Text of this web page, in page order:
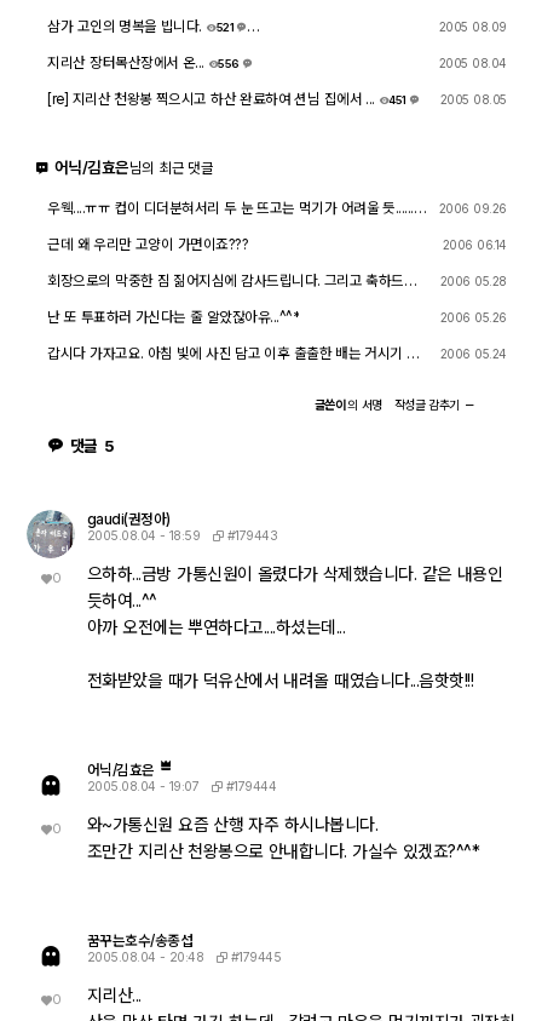
삼가 고인의 명복을 빕니다. 521
5
2005 08.09
지리산 장터목산장에서 온...
556
2005 08.04
[re] 지리산 천왕봉 찍으시고 하산 완료하여 션님 집에서 ...
451
2005 08.05
어닉/김효은님의 최근 댓글
우웩....ㅠㅠ 컵이 디더분혀서리 두 눈 뜨고는 먹기가 어려울 듯......ㅠ
2006 09.26
근데 왜 우리만 고양이 가면이죠??? 2006 06.14
회장으로의 막중한 짐 짊어지심에 감사드립니다. 그리고 축하드리
2006 05.28
난 또 투표하러 가신다는 줄 알았잖아유...^^* 2006 05.26
갑시다 가자고요. 아침 빛에 사진 담고 이후 출출한 배는 거시기 찌
2006 05.24
글쓴이의 서명 작성글감추기
댓글 5
0
gaudi(권정아)
2005.08.04 - 18:59 #179443
으하하...금방 가통신원이 올렸다가 삭제했습니다. 같은 내용인
듯하여...^^
아까 오전에는 뿌연하다고....하셨는데...
전화받았을 때가 덕유산에서 내려올 때였습니다...음핫핫!!!
0
어닉/김효은
2005.08.04 - 19:07 #179444
와~가통신원 요즘 산행 자주 하시나봅니다.
조만간 지리산 천왕봉으로 안내합니다. 가실수 있겠죠?^^*
0
꿈꾸는호수/송종섭
2005.08.04 - 20:48 #179445
지리산...